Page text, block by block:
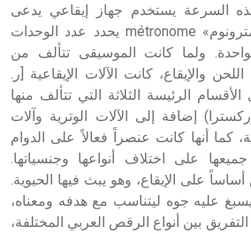
السرعة يستخدم جهاز إيقاعي يدعى
الموقّتة الموسيقية «المترونوم» métronome يحدد عدد الوحدات
ولما كانت الموسيقى تتألف من
والإيقاع، كانت الآلات الإيقاعية [ر.
الرئيسة الثلاثة التي تتألف منها
إضافة إلى الآلات الوترية وآلات
كما أنها كانت عنصراً فعالاً على الدوام
على اختلاف أنواعها وجنسياتها.
على الإيقاع، وهو يبث فيها الحيوية.
عليه جوه ليتناسب مع هدفه ومعناه،
بين أنواع الرقص العربي المختلفة،